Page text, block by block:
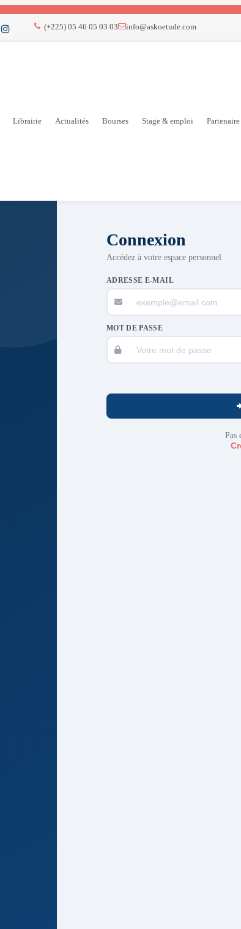
(+225) 05 46 05 03 03 info@askoetude.com
Librairie Actualités Bourses Stage & emploi Partenaire
Connexion
Accédez à votre espace personnel
ADRESSE E-MAIL
MOT DE PASSE
Pas